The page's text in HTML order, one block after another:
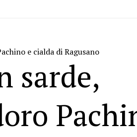
e cialda di Ragusano
sarde,